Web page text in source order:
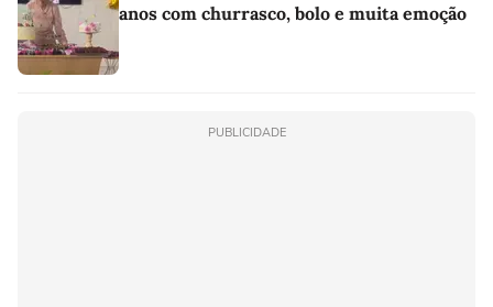
anos com churrasco, bolo e muita emoção
PUBLICIDADE